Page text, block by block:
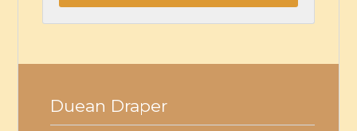
Duean Draper